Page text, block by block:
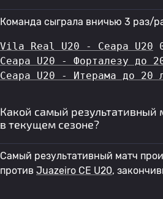
Команда сыграла вничью 3 раз/
Vila Real U20 - Сеара U20
Сеара U20 - Форталезу до
Сеара U20 - Итерама до 20
Какой самый результативный
в текущем сезоне?
Самый результативный матч
против Juazeiro CE U20,